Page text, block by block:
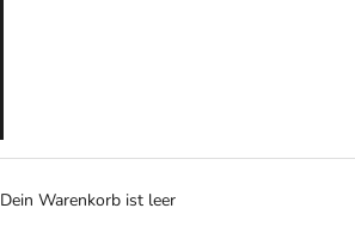
Dein Warenkorb ist leer